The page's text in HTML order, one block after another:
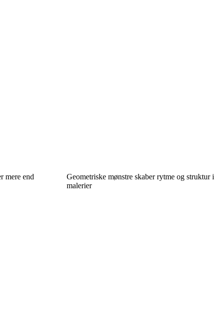
mere end
Geometriske mønstre skaber rytme og struktur i
malerier